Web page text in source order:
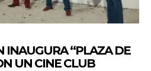
INAUGURA “PLAZA DE
UN CINE CLUB